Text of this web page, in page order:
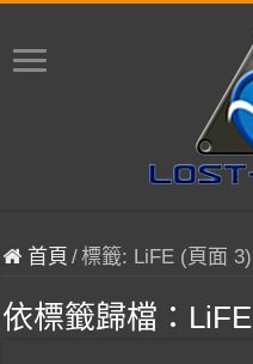
首頁 /標籤: LiFE (頁面 3)
依標籤歸檔： LiFE